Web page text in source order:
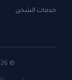
خدمات الشحن
© 2026 إشنلي. جميع الحقوق محفوظة.